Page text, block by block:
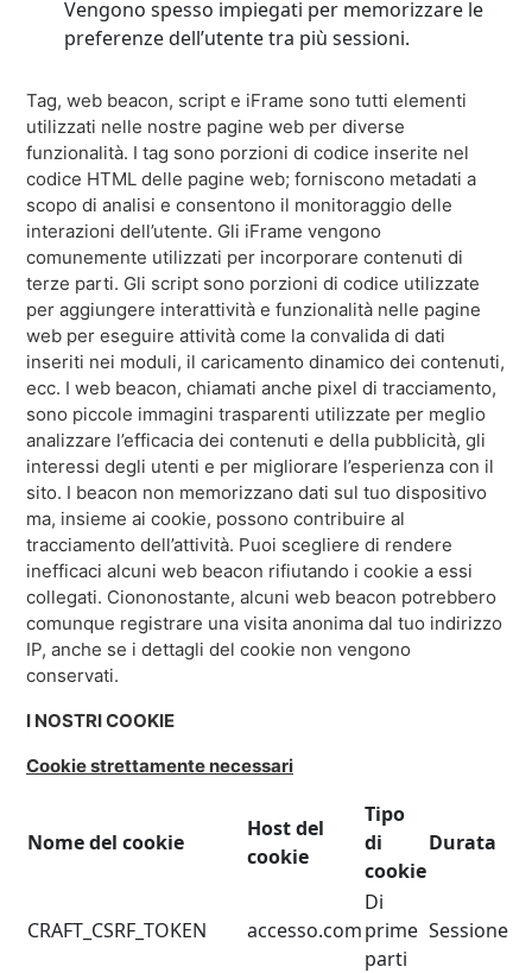
Vengono spesso impiegati per memorizzare le
preferenze dell’utente tra più sessioni.
Tag, web beacon, script e iFrame sono tutti elementi
utilizzati nelle nostre pagine web per diverse
funzionalità. I tag sono porzioni di codice inserite nel
codice HTML delle pagine web; forniscono metadati a
scopo di analisi e consentono il monitoraggio delle
interazioni dell’utente. Gli iFrame vengono
comunemente utilizzati per incorporare contenuti di
terze parti. Gli script sono porzioni di codice utilizzate
per aggiungere interattività e funzionalità nelle pagine
web per eseguire attività come la convalida di dati
inseriti nei moduli, il caricamento dinamico dei contenuti,
ecc. I web beacon, chiamati anche pixel di tracciamento,
sono piccole immagini trasparenti utilizzate per meglio
analizzare l’efficacia dei contenuti e della pubblicità, gli
interessi degli utenti e per migliorare l’esperienza con il
sito. I beacon non memorizzano dati sul tuo dispositivo
ma, insieme ai cookie, possono contribuire al
tracciamento dell’attività. Puoi scegliere di rendere
inefficaci alcuni web beacon rifiutando i cookie a essi
collegati. Ciononostante, alcuni web beacon potrebbero
comunque registrare una visita anonima dal tuo indirizzo
IP, anche se i dettagli del cookie non vengono
conservati.
I NOSTRI COOKIE
Cookie strettamente necessari
Nome del cookie
Host del
cookie
Tipo
di
cookie
Durata
CRAFT_CSRF_TOKEN accesso.com
Di
prime
parti
Sessione